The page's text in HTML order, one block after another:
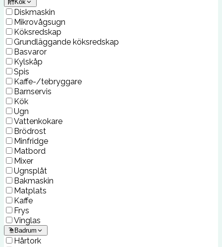
Kök
Diskmaskin
Mikrovågsugn
Köksredskap
Grundläggande köksredskap
Basvaror
Kylskåp
Spis
Kaffe-/tebryggare
Barnservis
Kök
Ugn
Vattenkokare
Brödrost
Minfridge
Matbord
Mixer
Ugnsplåt
Bakmaskin
Matplats
Kaffe
Frys
Vinglas
Badrum
Hårtork